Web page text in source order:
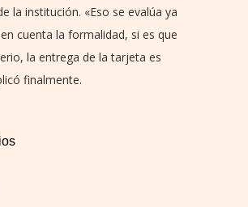
la institución. «Eso se evalúa ya
cuenta la formalidad, si es que
la entrega de la tarjeta es
finalmente.